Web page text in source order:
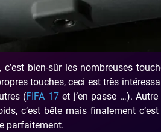
bien-sûr les nombreuses
touches, ceci est très
(FIFA 17et j’en passe …). Autre
c’est bête mais finalement
parfaitement.